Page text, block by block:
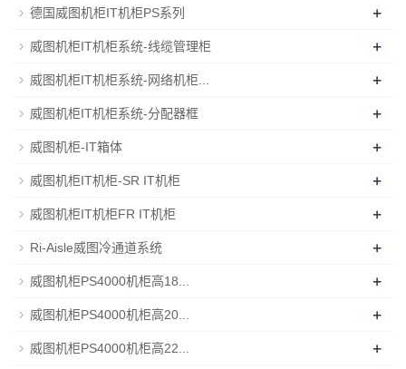
德国威图机柜IT机柜PS系列 +
威图机柜IT机柜系统-线缆管理柜 +
威图机柜IT机柜系统-网络机柜... +
威图机柜IT机柜系统-分配器框 +
威图机柜-IT箱体 +
威图机柜IT机柜-SR IT机柜 +
威图机柜IT机柜FR IT机柜 +
Ri-Aisle威图冷通道系统 +
威图机柜PS4000机柜高18... +
威图机柜PS4000机柜高20... +
威图机柜PS4000机柜高22... +